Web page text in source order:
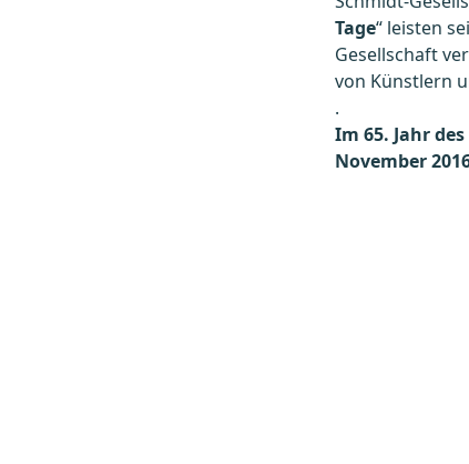
Tage“ leisten
Gesellschaft
von Künstlern
.
Im 65. Jahr
November